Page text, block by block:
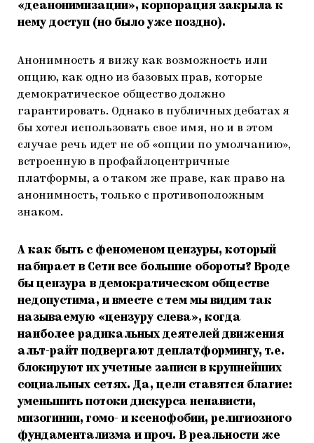
«деанонимизации», корпорация закрыла к
нему доступ (но было уже поздно).
Анонимность я вижу как возможность или
опцию, как одно из базовых прав, которые
демократическое общество должно
гарантировать. Однако в публичных дебатах я
бы хотел использовать свое имя, но и в этом
случае речь идет не об «опции по умолчанию»,
встроенную в профайлоцентричные
платформы, а о таком же праве, как право на
анонимность, только с противоположным
знаком.
А как быть с феноменом цензуры, который
набирает в Сети все большие обороты? Вроде
бы цензура в демократическом обществе
недопустима, и вместе с тем мы видим так
называемую «цензуру слева», когда
наиболее радикальных деятелей движения
альт-райт подвергают деплатформингу, т.е.
блокируют их учетные записи в крупнейших
социальных сетях. Да, цели ставятся благие:
уменьшить потоки дискурса ненависти,
мизогинии, гомо- и ксенофобии, религиозного
фундаментализма и проч. В реальности же